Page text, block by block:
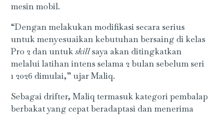
mesin mobil.
“Dengan melakukan modifikasi secara serius
untuk menyesuaikan kebutuhan bersaing di kelas
Pro 2 dan untukskillsaya akan ditingkatkan
melalui latihan intens selama 2 bulan sebelum seri
1 2026 dimulai,” ujar Maliq.
Sebagai drifter, Maliq termasuk kategori pembalap
berbakat yang cepat beradaptasi dan menerima